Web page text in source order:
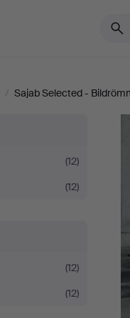
/ Sajab Selected -
(12)
(12)
(12)
(12)